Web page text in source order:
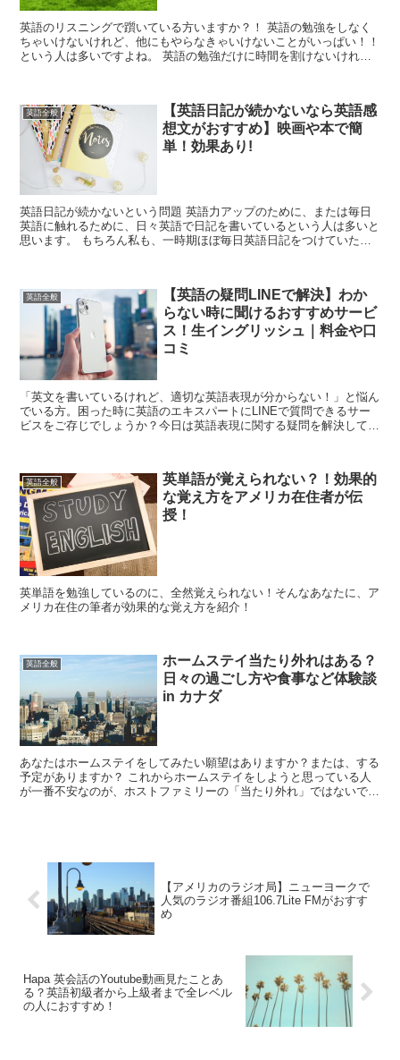
英語のリスニングで躓いている方いますか？！ 英語の勉強をしなく
ちゃいけないけれど、他にもやらなきゃいけないことがいっぱい！！
という人は多いですよね。 英語の勉強だけに時間を割けないけれ
英語全般
【英語日記が続かないなら英語感
想文がおすすめ】映画や本で簡
単！効果あり!
英語日記が続かないという問題 英語力アップのために、または毎日
英語に触れるために、日々英語で日記を書いているという人は多いと
思います。 もちろん私も、一時期ほぼ毎日英語日記をつけていたこ
英語全般
【英語の疑問LINEで解決】わか
らない時に聞けるおすすめサービ
ス！生イングリッシュ｜料金や口
コミ
「英文を書いているけれど、適切な英語表現が分からない！」と悩ん
でいる方。困った時に英語のエキスパートにLINEで質問できるサー
ビスをご存じでしょうか？今日は英語表現に関する疑問を解決してく
英語全般
英単語が覚えられない？！効果的
な覚え方をアメリカ在住者が伝
授！
英単語を勉強しているのに、全然覚えられない！そんなあなたに、ア
メリカ在住の筆者が効果的な覚え方を紹介！
英語全般
ホームステイ当たり外れはある？
日々の過ごし方や食事など体験談
in カナダ
あなたはホームステイをしてみたい願望はありますか？または、する
予定がありますか？ これからホームステイをしようと思っている人
が一番不安なのが、ホストファミリーの「当たり外れ」ではないでし
【アメリカのラジオ局】ニューヨークで
人気のラジオ番組106.7Lite FMがおすす
め
Hapa 英会話のYoutube動画見たことあ
る？英語初級者から上級者まで全レベル
の人におすすめ！